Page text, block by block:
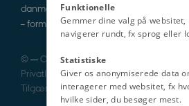
danmarkshistorie i tekst, lyd og billede
– formidlet af fagfolk
©—Cookies
Privatlivspolitik
Tilgængelighedserklæring
Funktionelle
Gemmer dine valg på websitet,
navigerer rundt, fx sprog eller
Statistiske
Giver os anonymiserede data
interagerer med websitet, fx
hvilke sider, du besøger mest.